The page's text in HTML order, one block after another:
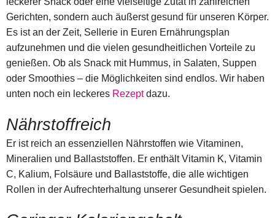
Gerichten, sondern auch äußerst gesund für unseren Körper.
Es ist an der Zeit, Sellerie in Euren Ernährungsplan
aufzunehmen und die vielen gesundheitlichen Vorteile zu
genießen. Ob als Snack mit Hummus, in Salaten, Suppen
oder Smoothies – die Möglichkeiten sind endlos. Wir haben
unten noch ein leckeres Rezeptdazu.
Nährstoffreich
Er ist reich an essenziellen Nährstoffen wie Vitaminen,
Mineralien und Ballaststoffen. Er enthält Vitamin K, Vitamin
C, Kalium, Folsäure und Ballaststoffe, die alle wichtigen
Rollen in der Aufrechterhaltung unserer Gesundheit spielen.